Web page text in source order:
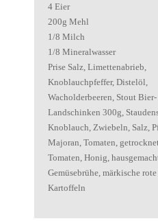
4 Eier
200g Mehl
1/8 Milch
1/8 Mineralwasser
Prise Salz, Limettenabrieb,
Knoblauchpfeffer, Distelöl,
Wacholderbeeren, Stout Bier-
Landschinken 300g,
Knoblauch, Zwiebeln, Salz,
Majoran, Tomaten,
Tomaten, Honig,
Gemüsebrühe, märkische rote
Kartoffeln